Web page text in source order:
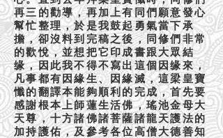
再三的勸導，再加上有同們願意發心
幫忙整理，於是我鼓起勇氣當下承
擔，卻沒料到完稿之後，同修們非常
的歡悅，並想把它印成書跟大眾結
缘，因此我不得不寫出這個因缘來，
凡事都有因緣生、因緣滅，這梁皇寶
懺的翻譯本能夠順利的完成，首先要
感謝根本上師蓮生活佛，瑤池金母大
天尊，十方諸佛諸菩薩諸龍天護法的
加持護佑，及參考各位高僧大德善知